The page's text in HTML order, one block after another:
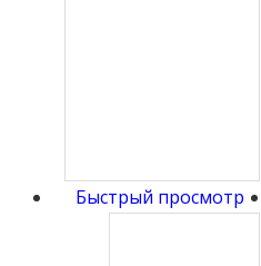
Быстрый просмотр